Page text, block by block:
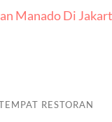
Manado Di
RESTORAN